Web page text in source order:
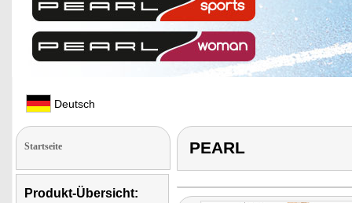
Deutsch
Startseite
Produkt-Übersicht:
PEARL